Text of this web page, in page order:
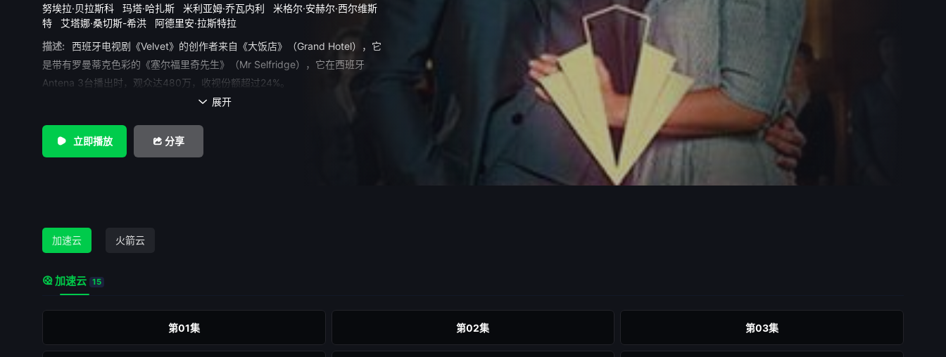
努埃拉·贝拉斯科
玛塔·哈扎斯 米利亚姆·乔瓦内利
米格尔·安赫尔·西尔维斯
特
艾塔娜·桑切斯-希洪
阿德里安·拉斯特拉
描述:
西班牙电视剧《Velvet》的创作者来自《大饭店》（Grand Hotel），它
是带有罗曼蒂克色彩的《塞尔福里奇先生》（Mr Selfridge），它在西班牙
Antena 3台播出时，观众达480万，收视份额超过24%。
 展开
立即播放 分享
加速云 火箭云
加速云 15
第01集 第02集 第03集